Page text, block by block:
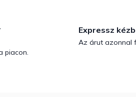
piacon.
Expressz
Az árut azonnal